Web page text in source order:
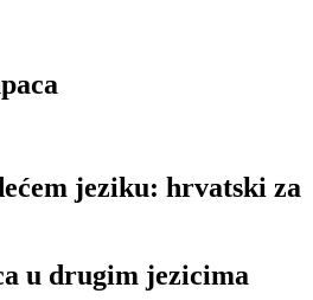
jeziku: hrvatski za
u drugim jezicima